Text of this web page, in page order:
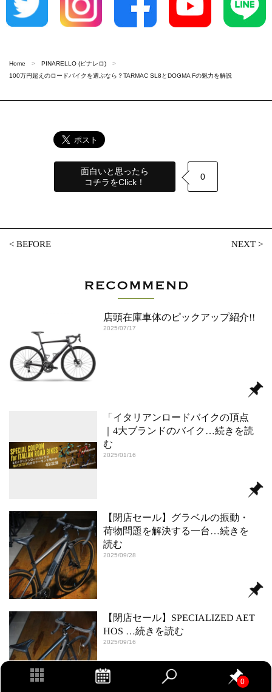
0
Home
PINARELLO (ピナレロ)
100万円超えのロードバイクを選ぶなら？TARMAC SL8とDOGMA Fの魅力を解説
面白いと思ったら
コチラをClick！
0
<BEFORE NEXT>
店頭在庫車体のピックアップ紹介!!
2025/07/17
「イタリアンロードバイクの頂点
｜4大ブランドのバイク …続きを読
む
2025/01/16
【閉店セール】グラベルの振動・
荷物問題を解決する一台 …続きを
読む
2025/09/28
【閉店セール】SPECIALIZED AET
HOS …続きを読む
2025/09/16